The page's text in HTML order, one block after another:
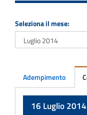
Seleziona il mese:
Adempimento
16 Luglio 2014